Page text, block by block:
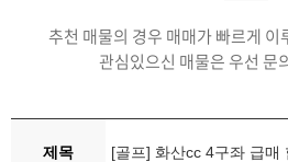
추천 매물의 경우 매매가 빠르게
관심있으신 매물은 우선 문
제목 [골프] 화산cc 4구좌 급매